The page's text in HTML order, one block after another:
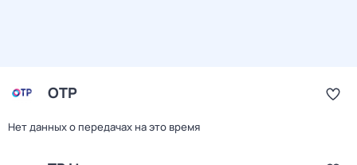
ОТР
Нет данных о передачах на это время